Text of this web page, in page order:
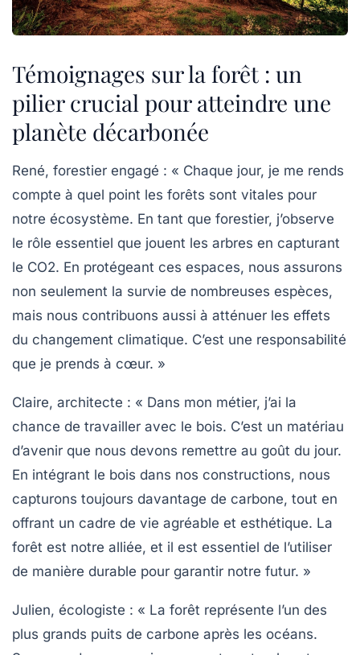
Témoignages sur la forêt : un
pilier crucial pour atteindre une
planète décarbonée
René, forestier engagé : « Chaque jour, je me rends
compte à quel point les forêts sont vitales pour
notre écosystème. En tant que forestier, j’observe
le rôle essentiel que jouent les arbres en capturant
le CO2. En protégeant ces espaces, nous assurons
non seulement la survie de nombreuses espèces,
mais nous contribuons aussi à atténuer les effets
du changement climatique. C’est une responsabilité
que je prends à cœur. »
Claire, architecte : « Dans mon métier, j’ai la
chance de travailler avec le bois. C’est un matériau
d’avenir que nous devons remettre au goût du jour.
En intégrant le bois dans nos constructions, nous
capturons toujours davantage de carbone, tout en
offrant un cadre de vie agréable et esthétique. La
forêt est notre alliée, et il est essentiel de l’utiliser
de manière durable pour garantir notre futur. »
Julien, écologiste : « La forêt représente l’un des
plus grands puits de carbone après les océans.